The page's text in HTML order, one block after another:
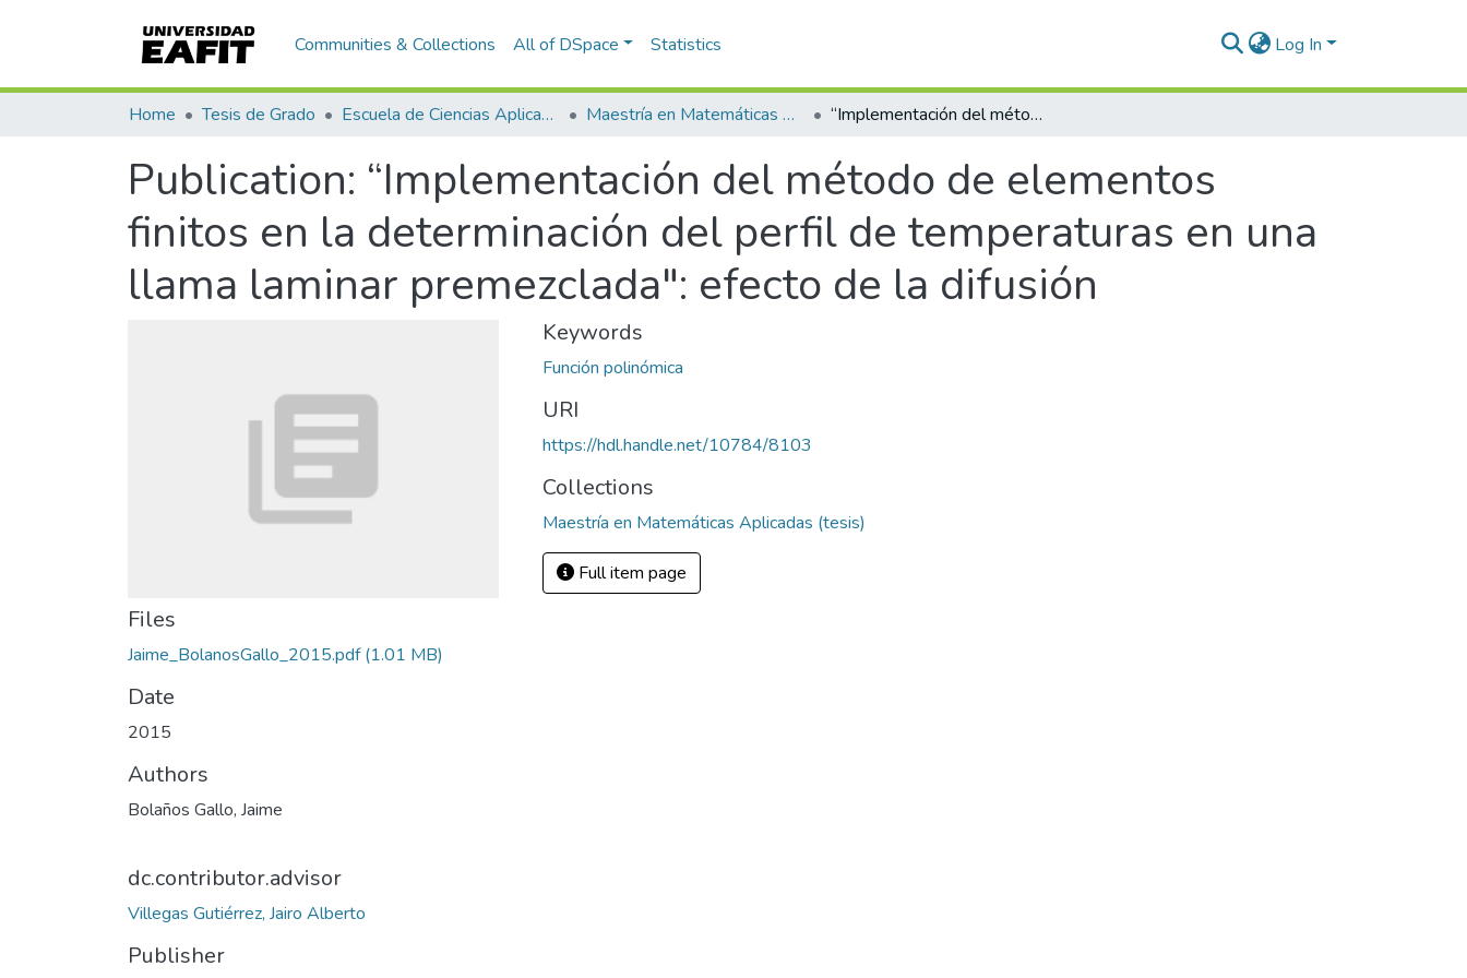
Communities & Collections All of DSpace Statistics Log In
Home Tesis de Grado Escuela de Ciencias Aplicadas e Ingeniería Maestría en Matemáticas Aplicadas (tesis) “Implementación del método de elementos finitos en la determinación del perfil de temperaturas en una llama laminar premezclada": efecto de la difusión
Publication: “Implementación del método de elementos
finitos en la determinación del perfil de temperaturas en una
llama laminar premezclada": efecto de la difusión
Files
Jaime_BolanosGallo_2015.pdf(1.01 MB)
Date
2015
Authors
Bolaños Gallo, Jaime
dc.contributor.advisor
Villegas Gutiérrez, Jairo Alberto
Publisher
Keywords
Función polinómica
URI
https://hdl.handle.net/10784/8103
Collections
Maestría en Matemáticas Aplicadas (tesis)
Full item page